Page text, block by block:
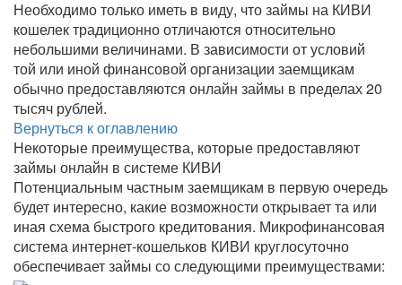
Необходимо только иметь в виду, что займы на КИВИ
кошелек традиционно отличаются относительно
небольшими величинами. В зависимости от условий
той или иной финансовой организации заемщикам
обычно предоставляются онлайн займы в пределах 20
тысяч рублей.
Вернуться к оглавлению
Некоторые преимущества, которые предоставляют
займы онлайн в системе КИВИ
Потенциальным частным заемщикам в первую очередь
будет интересно, какие возможности открывает та или
иная схема быстрого кредитования. Микрофинансовая
система интернет-кошельков КИВИ круглосуточно
обеспечивает займы со следующими преимуществами: